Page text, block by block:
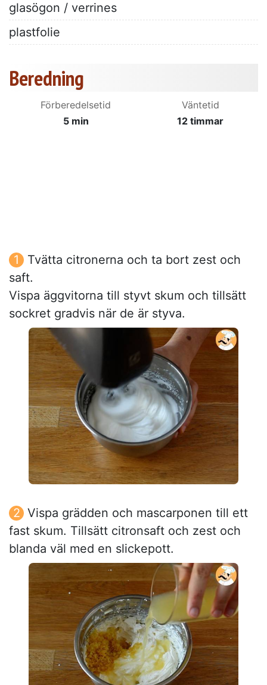
glasögon / verrines
plastfolie
Beredning
Förberedelsetid
5 min
Väntetid
12 timmar
Tvätta citronerna och ta bort zest och
saft.
Vispa äggvitorna till styvt skum och tillsätt
sockret gradvis när de är styva.
Vispa grädden och mascarponen till ett
fast skum. Tillsätt citronsaft och zest och
blanda väl med en slickepott.